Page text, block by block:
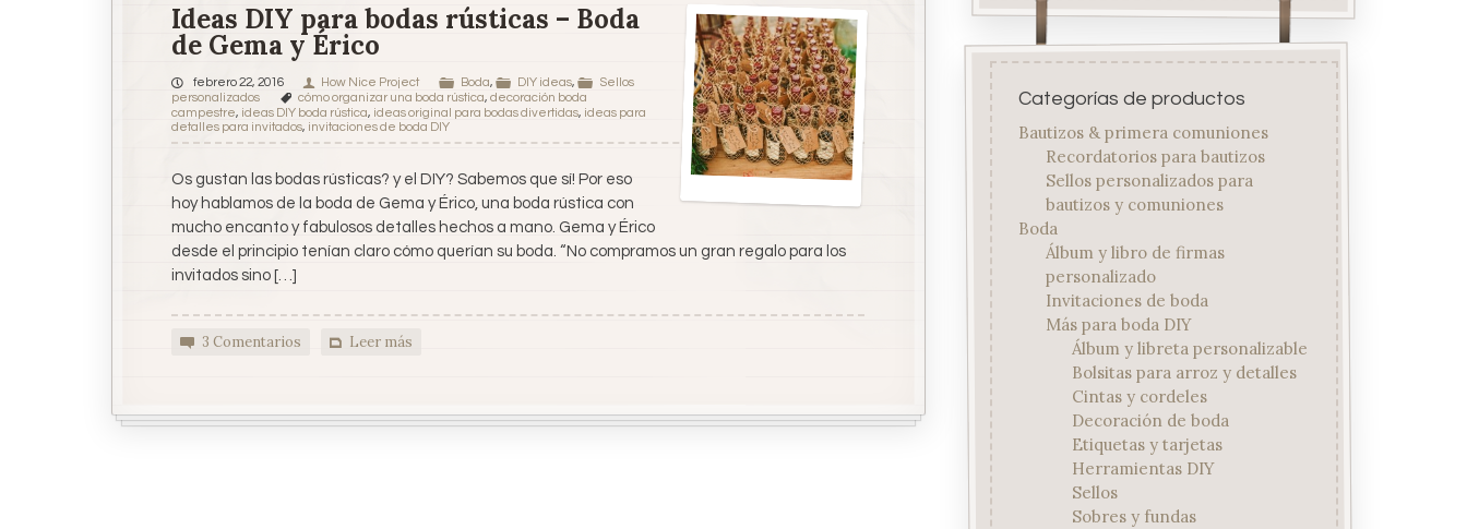
Ideas DIY para bodas rústicas – Boda
de Gema y Érico
febrero 22, 2016 How Nice Project Boda, DIY ideas,
Sellos
personalizados
cómo organizar una boda rústica, decoración boda
campestre, ideas DIY boda rústica, ideas original para bodas divertidas, ideas para
detalles para invitados, invitaciones de boda DIY
Os gustan las bodas rústicas? y el DIY? Sabemos que sí! Por eso
hoy hablamos de la boda de Gema y Érico, una boda rústica con
mucho encanto y fabulosos detalles hechos a mano. Gema y Érico
desde el principio tenían claro cómo querían su boda. “No compramos un gran regalo para los
invitados sino […]
3 Comentarios Leer más
Categorías de productos
Bautizos & primera comuniones
Recordatorios para bautizos
Sellos personalizados para
bautizos y comuniones
Boda
Álbum y libro de firmas
personalizado
Invitaciones de boda
Más para boda DIY
Álbum y libreta personalizable
Bolsitas para arroz y detalles
Cintas y cordeles
Decoración de boda
Etiquetas y tarjetas
Herramientas DIY
Sellos
Sobres y fundas